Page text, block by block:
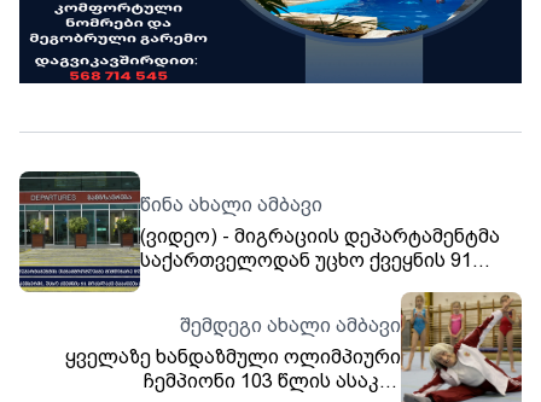
წინა ახალი ამბავი
(ვიდეო) - მიგრაციის დეპარტამენტმა
საქართველოდან უცხო ქვეყნის 91
შემდეგი ახალი ამბავი
ყველაზე ხანდაზმული ოლიმპიური
ჩემპიონი 103 წლის ასაკში